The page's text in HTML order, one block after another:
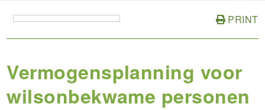
PRINT
Vermogensplanning voor
wilsonbekwame personen